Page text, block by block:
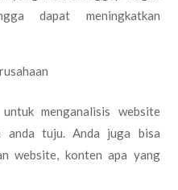
dapat meningkatkan
menganalisis website
anda tuju. Anda juga bisa
website, konten apa yang